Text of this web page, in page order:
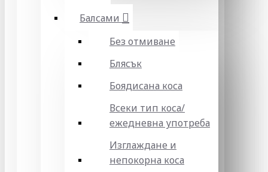
Балсами
Без отмиване
Блясък
Боядисана коса
Всеки тип коса/
ежедневна употреба
Изглаждане и
непокорна коса